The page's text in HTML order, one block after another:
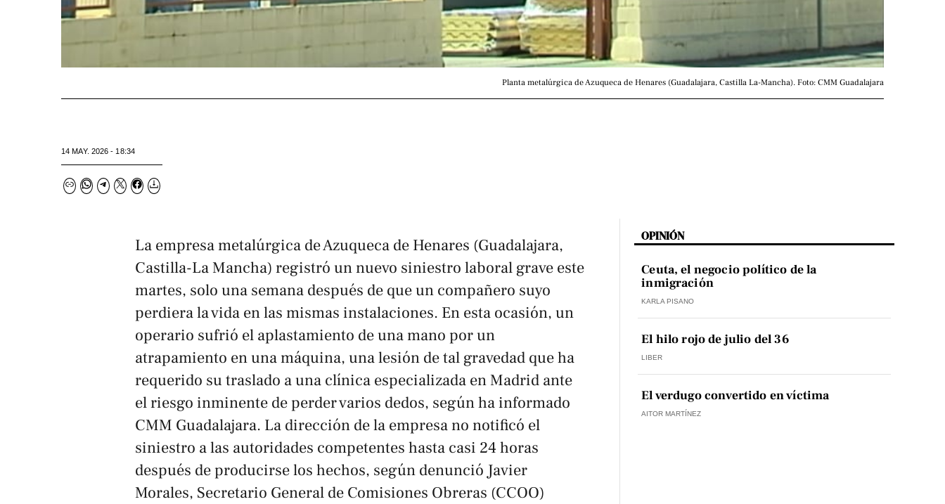
Planta metalúrgica de Azuqueca de Henares (Guadalajara, Castilla La-Mancha). Foto: CMM Guadalajara
14 MAY. 2026 - 18:34
La empresa metalúrgica de Azuqueca de Henares (Guadalajara,
Castilla-La Mancha) registró un nuevo siniestro laboral grave este
martes, solo una semana después de que un compañero suyo
perdiera la vida en las mismas instalaciones. En esta ocasión, un
operario sufrió el aplastamiento de una mano por un
atrapamiento en una máquina, una lesión de tal gravedad que ha
requerido su traslado a una clínica especializada en Madrid ante
el riesgo inminente de perder varios dedos, según ha informado
CMM Guadalajara. La dirección de la empresa no notificó el
siniestro a las autoridades competentes hasta casi 24 horas
después de producirse los hechos, según denunció Javier
Morales, Secretario General de Comisiones Obreras (CCOO)
OPINIÓN
Ceuta, el negocio político de la
inmigración
KARLA PISANO
El hilo rojo de julio del 36
LIBER
El verdugo convertido en víctima
AITOR MARTÍNEZ